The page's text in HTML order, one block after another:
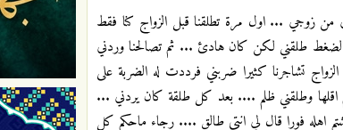
من زوجي ... اول مرة تطلقنا قبل الزواج كنا فقط
الضغط طلقني لكن كان هادئ ... ثم تصالحنا وردني
تشاجرنا كثيرا ضربني فرددت له الضربة على
اقلها وطلقني ظلم .... بعد كل طلقة كان يردني ...
اهله فورا قال لي انتي طالق .... رجاء ماحكم كل